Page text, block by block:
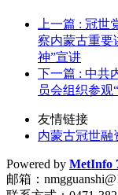
上一篇 : 冠世
察内蒙古重要
神”宣讲
下一篇 : 中共
员会组织参观
友情链接
内蒙古冠世融
Powered by MetInfo
邮箱：